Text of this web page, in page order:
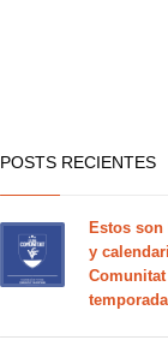
POSTS RECIENTES
Estos
y